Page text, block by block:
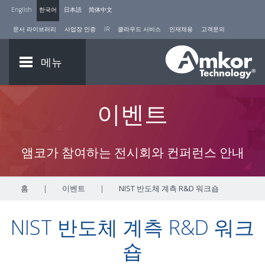
English 한국어 日本語 简体中文
문서 라이브러리 사업장 인증 IR 클라우드 서비스 인재채용 고객문의
메뉴
이벤트
앰코가 참여하는 전시회와 컨퍼런스 안내
홈 | 이벤트 | NIST 반도체 계측 R&D 워크숍
NIST 반도체 계측 R&D 워크
숍